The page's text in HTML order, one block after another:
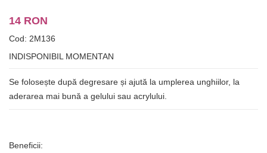
14 RON
Cod: 2M136
INDISPONIBIL MOMENTAN
Se folosește după degresare și ajută la umplerea unghiilor, la
aderarea mai bună a gelului sau acrylului.
Beneficii: